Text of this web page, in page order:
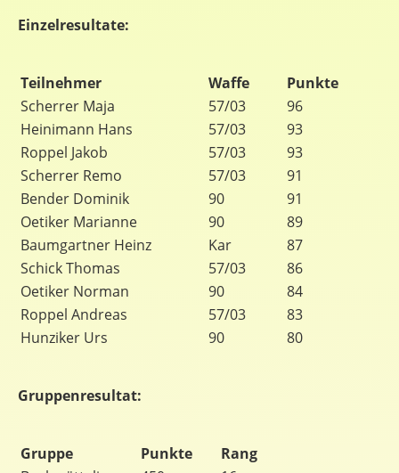
Einzelresultate:
Teilnehmer Waffe
Punkte
Scherrer Maja
57/03
96
Heinimann Hans
57/03
93
Roppel Jakob
57/03
93
Scherrer Remo
57/03
91
Bender Dominik
90
91
Oetiker Marianne
90
89
Baumgartner Heinz
Kar
87
Schick Thomas
57/03
86
Oetiker Norman
90
84
Roppel Andreas
57/03
83
Hunziker Urs
90 80
Gruppenresultat:
Gruppe Punkte
Rang